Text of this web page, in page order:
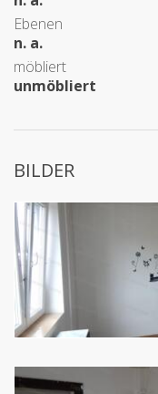
Ebenen
n. a.
möbliert
unmöbliert
BILDER